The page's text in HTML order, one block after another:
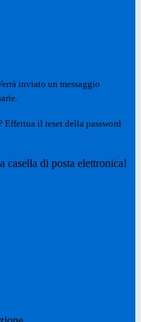
inviato un messaggio
Effettua il reset della password
casella di posta elettronica!